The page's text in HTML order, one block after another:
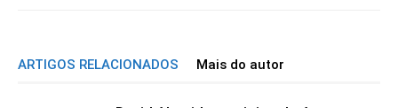
ARTIGOS RELACIONADOS Mais do autor